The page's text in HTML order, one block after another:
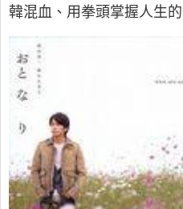
韓混血、用拳頭掌握人生